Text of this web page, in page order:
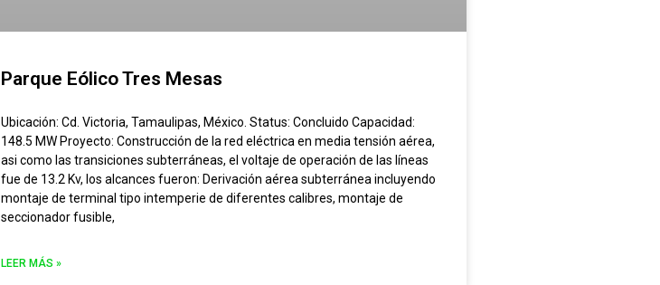
Parque Eólico Tres Mesas
Ubicación: Cd. Victoria, Tamaulipas, México. Status: Concluido Capacidad:
148.5 MW Proyecto: Construcción de la red eléctrica en media tensión aérea,
asi como las transiciones subterráneas, el voltaje de operación de las líneas
fue de 13.2 Kv, los alcances fueron: Derivación aérea subterránea incluyendo
montaje de terminal tipo intemperie de diferentes calibres, montaje de
seccionador fusible,
LEER MÁS »